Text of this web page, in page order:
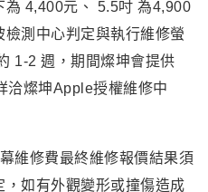
4,400元、 5.5吋 為4,900
測中心判定與執行維修螢
1-2 週，期間燦坤會提供
洽燦坤Apple授權維修中
維修費最終維修報價結果須
如有外觀變形或撞傷造成